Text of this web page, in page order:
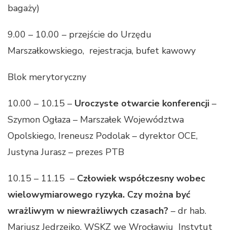
bagaży)
9.00 – 10.00 – przejście do Urzędu
Marszałkowskiego, rejestracja, bufet kawowy
Blok merytoryczny
10.00 – 10.15 – Uroczyste otwarcie konferencji –
Szymon Ogłaza – Marszałek Województwa
Opolskiego, Ireneusz Podolak – dyrektor OCE,
Justyna Jurasz – prezes PTB
10.15 – 11.15 – Człowiek współczesny wobec
wielowymiarowego ryzyka. Czy można być
wrażliwym w niewrażliwych czasach? – dr hab.
Mariusz Jędrzejko, WSKZ we Wrocławiu Instytut